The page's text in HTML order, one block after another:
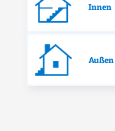
Innen
Außen